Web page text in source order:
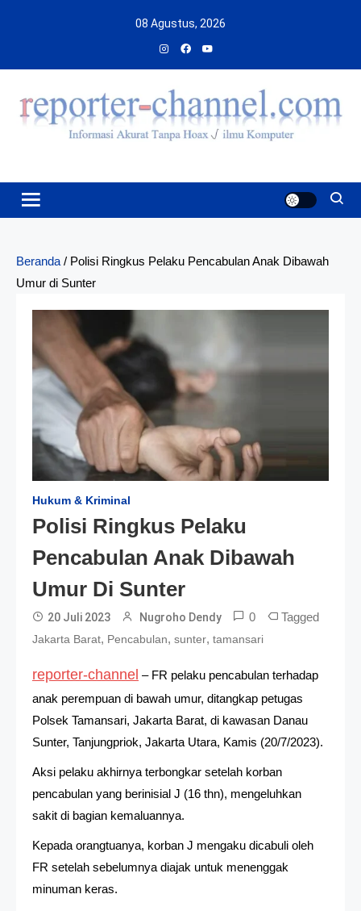
08 Agustus, 2026
Beranda / Polisi Ringkus Pelaku Pencabulan Anak Dibawah
Umur di Sunter
Hukum & Kriminal
Polisi Ringkus Pelaku
Pencabulan Anak Dibawah
Umur Di Sunter
20 Juli 2023 Nugroho Dendy 0 Tagged
Jakarta Barat, Pencabulan, sunter, tamansari
reporter-channel – FR pelaku pencabulan terhadap
anak perempuan di bawah umur, ditangkap petugas
Polsek Tamansari, Jakarta Barat, di kawasan Danau
Sunter, Tanjungpriok, Jakarta Utara, Kamis (20/7/2023).
Aksi pelaku akhirnya terbongkar setelah korban
pencabulan yang berinisial J (16 thn), mengeluhkan
sakit di bagian kemaluannya.
Kepada orangtuanya, korban J mengaku dicabuli oleh
FR setelah sebelumnya diajak untuk menenggak
minuman keras.